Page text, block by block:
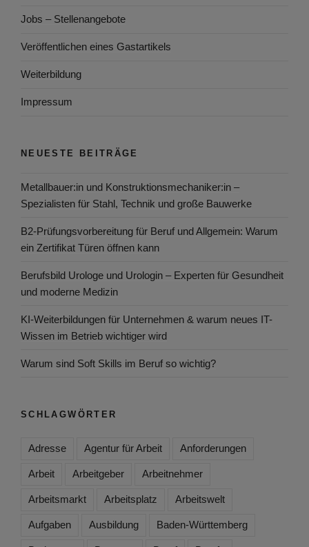
Jobs – Stellenangebote
Veröffentlichen eines Gastartikels
Weiterbildung
Impressum
NEUESTE BEITRÄGE
Metallbauer:in und Konstruktionsmechaniker:in –
Spezialisten für Stahl, Technik und große Bauwerke
B2-Prüfungsvorbereitung für Beruf und Allgemein: Warum
ein Zertifikat Türen öffnen kann
Berufsbild Urologe und Urologin – Experten für Gesundheit
und moderne Medizin
KI-Weiterbildungen für Unternehmen & warum neues IT-
Wissen im Betrieb wichtiger wird
Warum sind Soft Skills im Beruf so wichtig?
SCHLAGWÖRTER
Adresse Agentur für Arbeit Anforderungen
Arbeit Arbeitgeber Arbeitnehmer
Arbeitsmarkt Arbeitsplatz Arbeitswelt
Aufgaben Ausbildung Baden-Württemberg